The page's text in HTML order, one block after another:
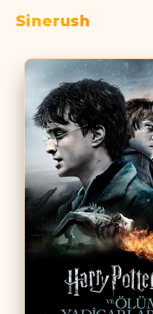
Sinerush